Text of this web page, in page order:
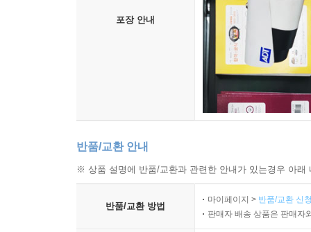
포장 안내
반품/교환 안내
※ 상품 설명에 반품/교환과 관련한 안내가 있는경우 아
반품/교환 방법
마이페이지 > 반품/교환 신
판매자 배송 상품은 판매자